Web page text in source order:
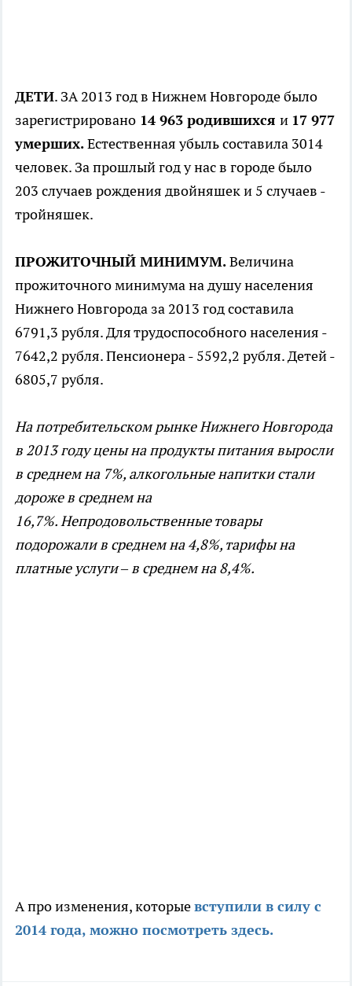
ДЕТИ. ЗА 2013 год в Нижнем Новгороде было
зарегистрировано 14 963 родившихся и 17 977
умерших.Естественная убыль составила 3014
человек. За прошлый год у нас в городе было
203 случаев рождения двойняшек и 5 случаев -
тройняшек.
ПРОЖИТОЧНЫЙ МИНИМУМ.Величина
прожиточного минимума на душу населения
Нижнего Новгорода за 2013 год составила
6791,3 рубля. Для трудоспособного населения -
7642,2 рубля. Пенсионера - 5592,2 рубля. Детей -
6805,7 рубля.
На потребительском рынке Нижнего Новгорода
в 2013 году цены на продукты питания выросли
в среднем на 7%, алкогольные напитки стали
дороже в среднем на
16,7%. Непродовольственные товары
подорожали в среднем на 4,8%, тарифы на
платные услуги – в среднем на 8,4%.
А про изменения, которыевступили в силу с
2014 года, можно посмотреть здесь.